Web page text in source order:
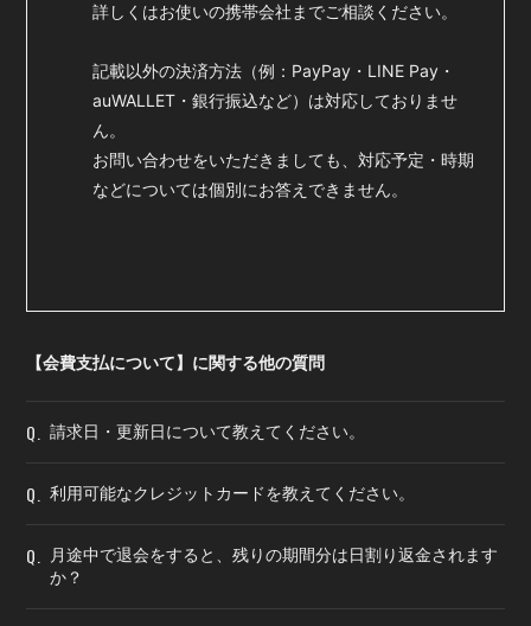
詳しくはお使いの携帯会社までご相談ください。
記載以外の決済方法（例：PayPay・LINE Pay・
auWALLET・銀行振込など）は対応しておりませ
ん。
お問い合わせをいただきましても、対応予定・時期
などについては個別にお答えできません。
【会費支払について】に関する他の質問
Q. 請求日・更新日について教えてください。
Q. 利用可能なクレジットカードを教えてください。
Q.
月途中で退会をすると、残りの期間分は日割り返金されます
か？